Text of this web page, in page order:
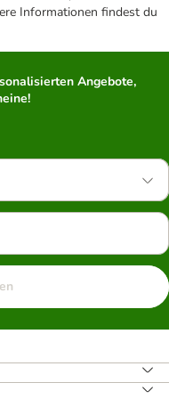
Informationen findest du
Angebote,